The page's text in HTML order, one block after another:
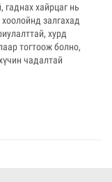
гаднах хайрцаг нь
залгахад
хурд
тогтоож болно,
чадалтай